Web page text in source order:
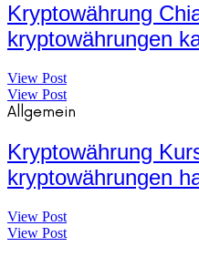
Kryptowährung
kryptowährungen
View Post
View Post
Allgemein
Kryptowährung
kryptowährungen
View Post
View Post